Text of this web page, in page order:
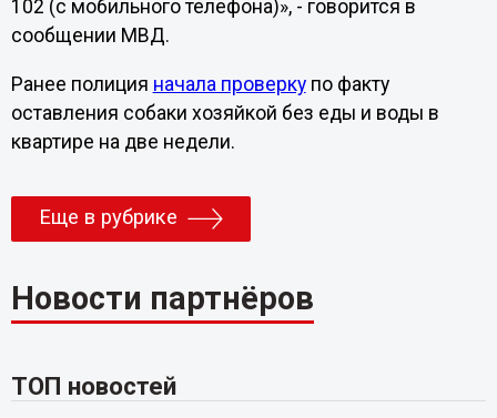
102 (с мобильного телефона)», - говорится в
сообщении МВД.
Ранее полиция начала проверкупо факту
оставления собаки хозяйкой без еды и воды в
квартире на две недели.
Еще в рубрике
Новости партнёров
ТОП новостей